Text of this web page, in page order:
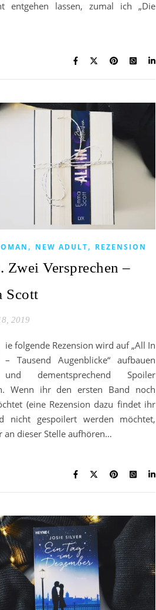
entgehen lassen, zumal ich „Die
, NEW ADULT, REZENSION
Zwei Versprechen –
Scott
2019
ie folgende Rezension wird auf „All In
– Tausend Augenblicke“ aufbauen
und dementsprechend Spoiler
Wenn ihr den ersten Band noch
(eine Rezension dazu findet ihr
nicht gespoilert werden möchtet,
an dieser Stelle aufhören…